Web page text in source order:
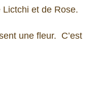
et de Rose.
une fleur. C’est